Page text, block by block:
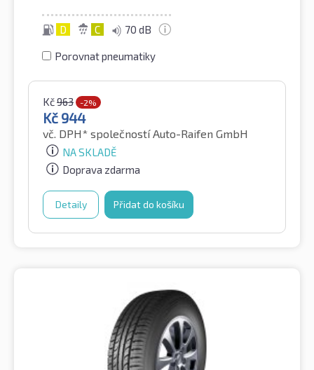
D C 70 dB
Porovnat pneumatiky
Kč963 -2%
Kč 944
vč. DPH* společností Auto-Raifen GmbH
NA SKLADĚ
Doprava zdarma
Detaily Přidat do košíku